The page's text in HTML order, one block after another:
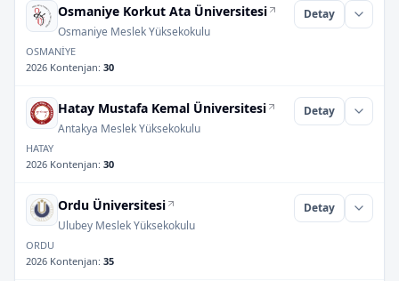
Osmaniye Korkut Ata Üniversitesi
Osmaniye Meslek Yüksekokulu
Detay
OSMANİYE
2026 Kontenjan: 30
Hatay Mustafa Kemal Üniversitesi
Antakya Meslek Yüksekokulu
Detay
HATAY
2026 Kontenjan: 30
Ordu Üniversitesi
Ulubey Meslek Yüksekokulu
Detay
ORDU
2026 Kontenjan: 35